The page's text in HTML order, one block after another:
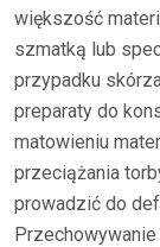
większość
szmatką lub
przypadku
preparaty do
matowieniu
przeciążania
prowadzić do